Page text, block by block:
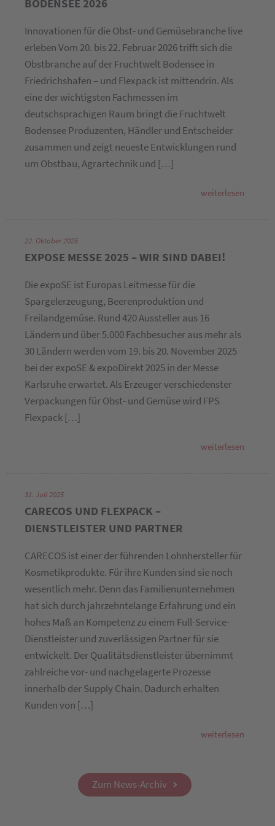
BODENSEE 2026
Innovationen für die Obst- und Gemüsebranche live
erleben Vom 20. bis 22. Februar 2026 trifft sich die
Obstbranche auf der Fruchtwelt Bodensee in
Friedrichshafen – und Flexpack ist mittendrin. Als
eine der wichtigsten Fachmessen im
deutschsprachigen Raum bringt die Fruchtwelt
Bodensee Produzenten, Händler und Entscheider
zusammen und zeigt neueste Entwicklungen rund
um Obstbau, Agrartechnik und […]
weiterlesen
22. Oktober 2025
EXPOSE MESSE 2025 – WIR SIND DABEI!
Die expoSE ist Europas Leitmesse für die
Spargelerzeugung, Beerenproduktion und
Freilandgemüse. Rund 420 Aussteller aus 16
Ländern und über 5.000 Fachbesucher aus mehr als
30 Ländern werden vom 19. bis 20. November 2025
bei der expoSE & expoDirekt 2025 in der Messe
Karlsruhe erwartet. Als Erzeuger verschiedenster
Verpackungen für Obst- und Gemüse wird FPS
Flexpack […]
weiterlesen
31. Juli 2025
CARECOS UND FLEXPACK –
DIENSTLEISTER UND PARTNER
CARECOS ist einer der führenden Lohnhersteller für
Kosmetikprodukte. Für ihre Kunden sind sie noch
wesentlich mehr. Denn das Familienunternehmen
hat sich durch jahrzehntelange Erfahrung und ein
hohes Maß an Kompetenz zu einem Full-Service-
Dienstleister und zuverlässigen Partner für sie
entwickelt. Der Qualitätsdienstleister übernimmt
zahlreiche vor- und nachgelagerte Prozesse
innerhalb der Supply Chain. Dadurch erhalten
Kunden von […]
weiterlesen
Zum News-Archiv